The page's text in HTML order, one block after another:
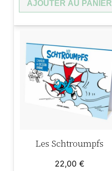
AJOUTER AU PANIER
Les Schtroumpfs
22,00 €